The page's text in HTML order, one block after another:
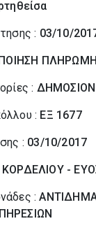
: 03/10/
:
: ΕΞ 1677
: 03/10/2017
-
: